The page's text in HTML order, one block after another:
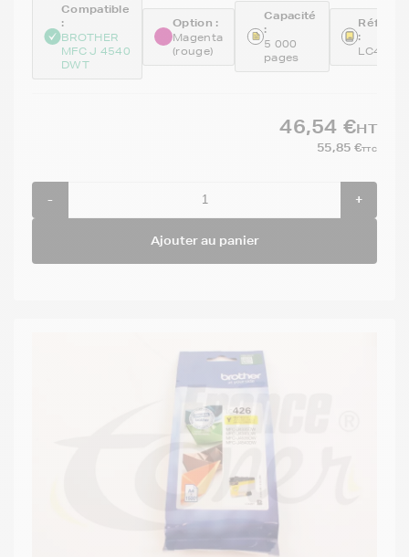
Compatible
:
BROTHER
MFC J 4540
DWT
Option :
Magenta
(rouge)
Capacité
:
5 000
pages
:
46,54 €HT
55,85 €TTC
- +
Ajouter au panier